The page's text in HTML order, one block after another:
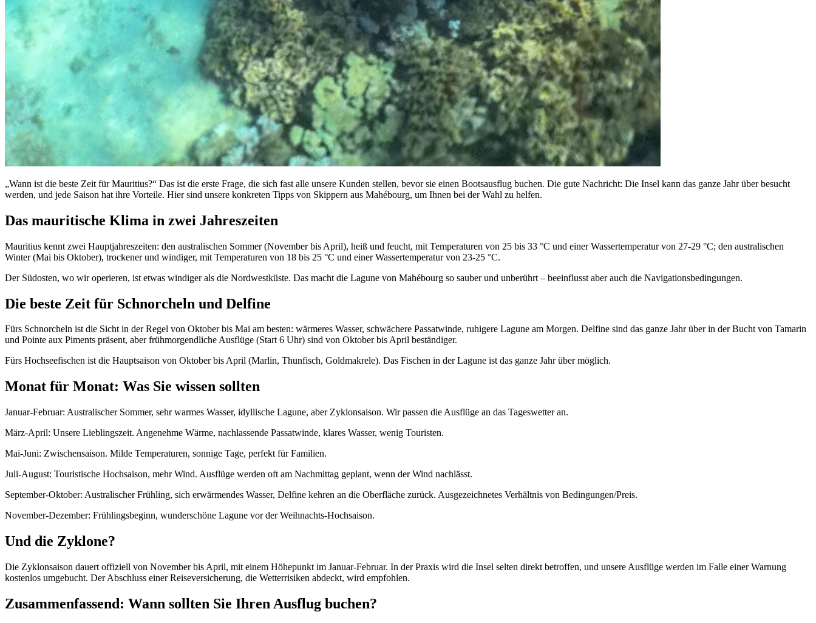
„Wann ist die beste Zeit für Mauritius?“ Das ist die erste Frage, die sich fast alle unsere Kunden stellen, bevor sie einen Bootsausflug buchen. Die gute Nachricht: Die Insel kann das ganze Jahr über besucht
werden, und jede Saison hat ihre Vorteile. Hier sind unsere konkreten Tipps von Skippern aus Mahébourg, um Ihnen bei der Wahl zu helfen.
Das mauritische Klima in zwei Jahreszeiten
Mauritius kennt zwei Hauptjahreszeiten: den australischen Sommer (November bis April), heiß und feucht, mit Temperaturen von 25 bis 33 °C und einer Wassertemperatur von 27-29 °C; den australischen
Winter (Mai bis Oktober), trockener und windiger, mit Temperaturen von 18 bis 25 °C und einer Wassertemperatur von 23-25 °C.
Der Südosten, wo wir operieren, ist etwas windiger als die Nordwestküste. Das macht die Lagune von Mahébourg so sauber und unberührt – beeinflusst aber auch die Navigationsbedingungen.
Die beste Zeit für Schnorcheln und Delfine
Fürs Schnorcheln ist die Sicht in der Regel von Oktober bis Mai am besten: wärmeres Wasser, schwächere Passatwinde, ruhigere Lagune am Morgen. Delfine sind das ganze Jahr über in der Bucht von Tamarin
und Pointe aux Piments präsent, aber frühmorgendliche Ausflüge (Start 6 Uhr) sind von Oktober bis April beständiger.
Fürs Hochseefischen ist die Hauptsaison von Oktober bis April (Marlin, Thunfisch, Goldmakrele). Das Fischen in der Lagune ist das ganze Jahr über möglich.
Monat für Monat: Was Sie wissen sollten
Januar-Februar: Australischer Sommer, sehr warmes Wasser, idyllische Lagune, aber Zyklonsaison. Wir passen die Ausflüge an das Tageswetter an.
März-April: Unsere Lieblingszeit. Angenehme Wärme, nachlassende Passatwinde, klares Wasser, wenig Touristen.
Mai-Juni: Zwischensaison. Milde Temperaturen, sonnige Tage, perfekt für Familien.
Juli-August: Touristische Hochsaison, mehr Wind. Ausflüge werden oft am Nachmittag geplant, wenn der Wind nachlässt.
September-Oktober: Australischer Frühling, sich erwärmendes Wasser, Delfine kehren an die Oberfläche zurück. Ausgezeichnetes Verhältnis von Bedingungen/Preis.
November-Dezember: Frühlingsbeginn, wunderschöne Lagune vor der Weihnachts-Hochsaison.
Und die Zyklone?
Die Zyklonsaison dauert offiziell von November bis April, mit einem Höhepunkt im Januar-Februar. In der Praxis wird die Insel selten direkt betroffen, und unsere Ausflüge werden im Falle einer Warnung
kostenlos umgebucht. Der Abschluss einer Reiseversicherung, die Wetterrisiken abdeckt, wird empfohlen.
Zusammenfassend: Wann sollten Sie Ihren Ausflug buchen?